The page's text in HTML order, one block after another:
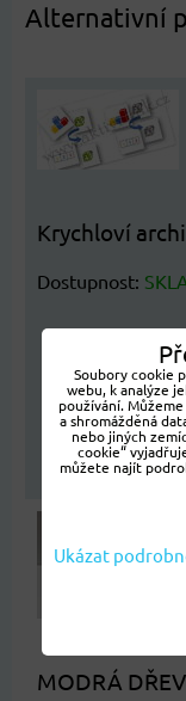
Alternativní
Krychloví
Dostupnost:
MODRÁ
Soubory cookie
webu, k analýze
používání.
a shromážděná
nebo jiných
cookie“
můžete najít
Ukázat